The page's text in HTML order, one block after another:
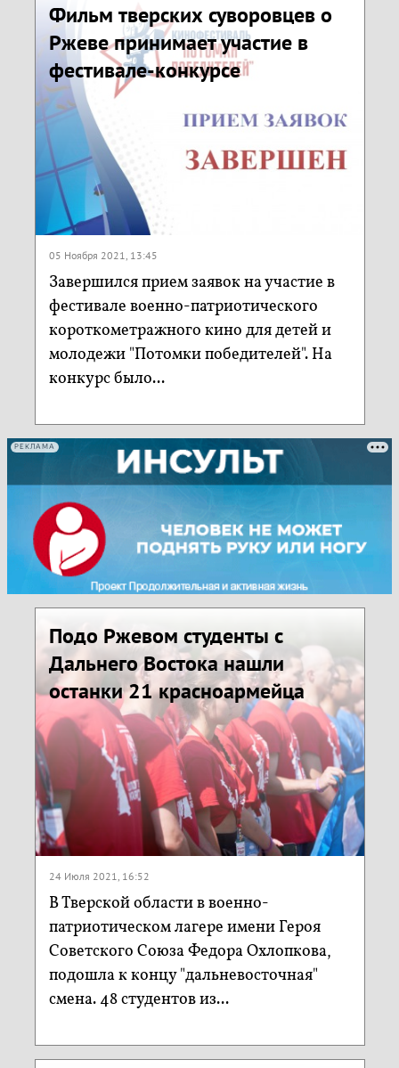
Фильм тверских суворовцев о
Ржеве принимает участие в
фестивале-конкурсе
05 Ноября 2021, 13:45
Завершился прием заявок на участие в
фестивале военно-патриотического
короткометражного кино для детей и
молодежи "Потомки победителей". На
конкурс было...
РЕКЛАМА
Подо Ржевом студенты с
Дальнего Востока нашли
останки 21 красноармейца
24 Июля 2021, 16:52
В Тверской области в военно-
патриотическом лагере имени Героя
Советского Cоюза Федора Охлопкова,
подошла к концу "дальневосточная"
смена. 48 студентов из...